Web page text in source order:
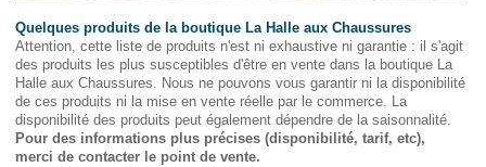
Quelques produits de la boutique La Halle aux Chaussures
Attention, cette liste de produits n'est ni exhaustive ni garantie : il s'agit
des produits les plus susceptibles d'être en vente dans la boutique La
Halle aux Chaussures. Nous ne pouvons vous garantir ni la disponibilité
de ces produits ni la mise en vente réelle par le commerce. La
disponibilité des produits peut également dépendre de la saisonnalité.
Pour des informations plus précises (disponibilité, tarif, etc),
merci de contacter le point de vente.